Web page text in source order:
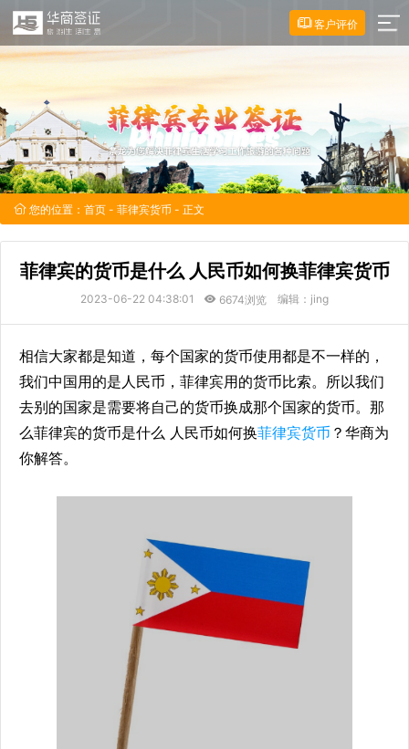
客户评价
您的位置： 首页 - 菲律宾货币 - 正文
菲律宾的货币是什么 人民币如何换菲律宾货币
2023-06-22 04:38:01 6674浏览 编辑：jing
相信大家都是知道，每个国家的货币使用都是不一样的，
我们中国用的是人民币，菲律宾用的货币比索。所以我们
去别的国家是需要将自己的货币换成那个国家的货币。那
么菲律宾的货币是什么 人民币如何换菲律宾货币 ？华商为
你解答。